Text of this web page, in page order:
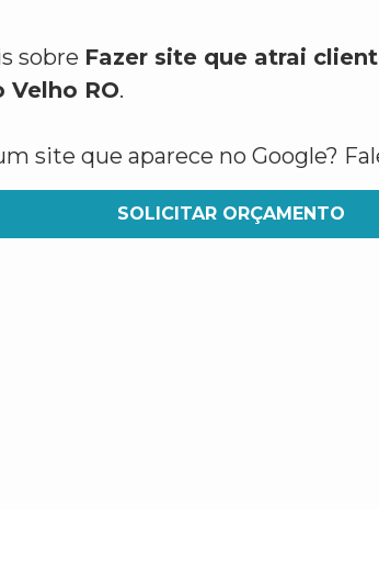
sobre Fazer site que atrai
Velho RO.
site que aparece no Google?
SOLICITAR ORÇAMENTO